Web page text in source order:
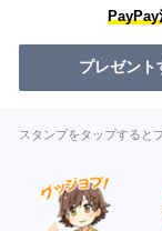
PayPay
プレゼント
スタンプをタップすると